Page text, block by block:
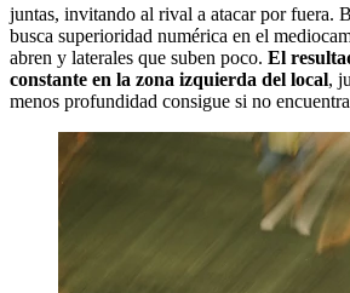
juntas, invitando al rival a atacar por fuera.
busca superioridad numérica en el
abren y laterales que suben poco. El
constante en la zona izquierda del local,
menos profundidad consigue si no